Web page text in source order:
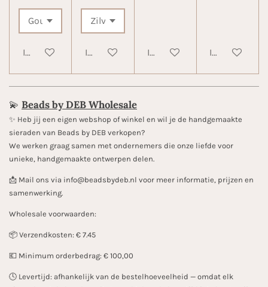
In winkelwagenIn winkelwagenIn winkelwagen
In
💫 Beads by DEB Wholesale
✨️ Heb jij een eigen webshop of winkel en wil je de handgemaakte
sieraden van Beads by DEB verkopen?
We werken graag samen met ondernemers die onze liefde voor
unieke, handgemaakte ontwerpen delen.
📩 Mail ons via info@beadsbydeb.nl voor meer informatie, prijzen en
samenwerking.
Wholesale voorwaarden:
📦 Verzendkosten: € 7.45
💶 Minimum orderbedrag: € 100,00
🕓 Levertijd: afhankelijk van de bestelhoeveelheid — omdat elk